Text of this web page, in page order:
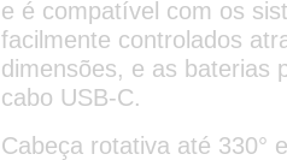
e é compatível com os
facilmente controlados
dimensões, e as baterias
cabo USB-C.
Cabeça rotativa até 330°